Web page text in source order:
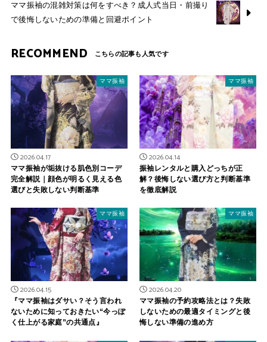
ママ振袖の混雑対策は何をすべき？成人式当日・前撮り
で後悔しないための準備と回避ポイント
RECOMMEND
ママ振袖
2026.04.17
ママ振袖が垢抜ける肌色別コーデ
完全解説｜顔色が明るく見える色
選びと失敗しない判断基準
ママ振袖
2026.04.14
振袖レンタルと購入どっちが正
解？後悔しない選び方と判断基準
を徹底解説
ママ振袖
2026.04.15
『ママ振袖はダサい？そう言われ
ないために知っておきたい“今っぽ
く仕上がる家庭”の共通点』
ママ振袖
2026.04.20
ママ振袖の予約攻略法とは？失敗
しないための最適タイミングと後
悔しない準備の進め方